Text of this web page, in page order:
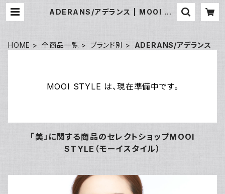
ADERANS/アデランス | MOOI ST
HOME 全商品一覧 ブランド別 ADERANS/アデランス
MOOI STYLE は、現在準備中です。
「美」に関する商品のセレクトショップMOOI
STYLE（モーイスタイル）